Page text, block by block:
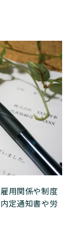
用関係や制度
定通知書や労